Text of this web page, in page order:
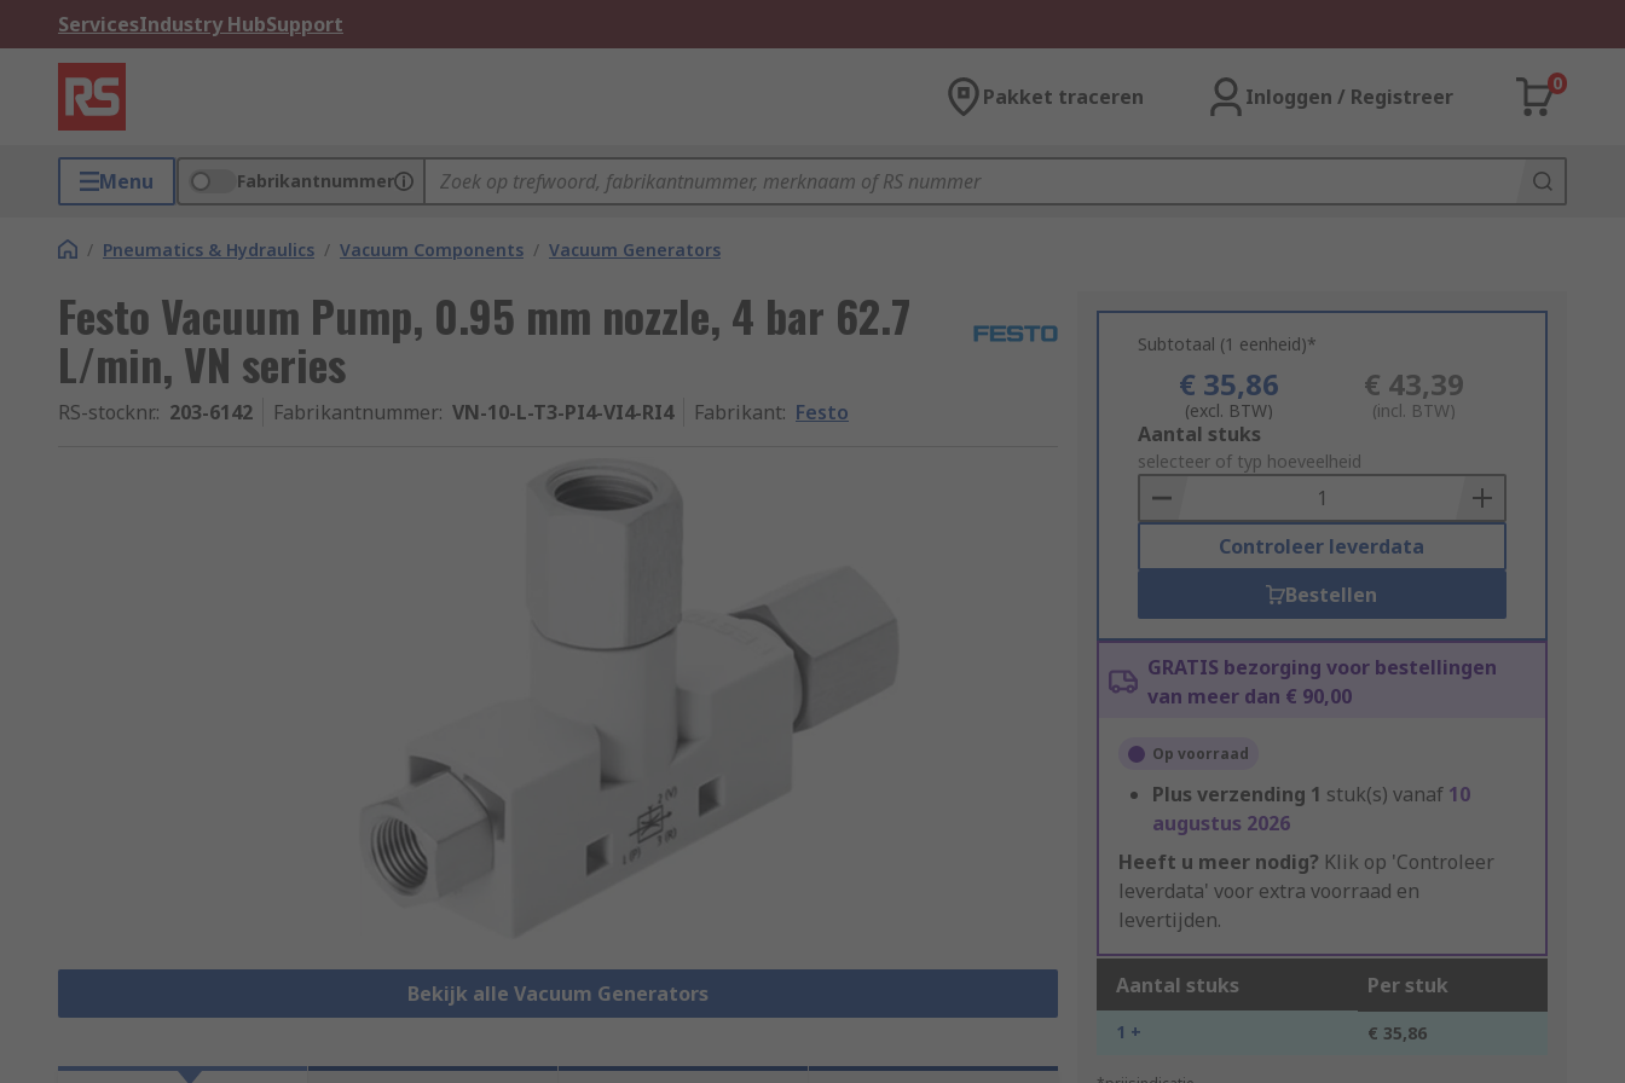
ServicesIndustry HubSupport
Pakket traceren Inloggen / Registreer
0
Menu Fabrikantnummer
/ Pneumatics & Hydraulics / Vacuum Components / Vacuum Generators
Festo Vacuum Pump, 0.95 mm nozzle, 4 bar 62.7
L/min, VN series
RS-stocknr.: 203-6142 Fabrikantnummer: VN-10-L-T3-PI4-VI4-RI4 Fabrikant: Festo
Bekijk alle Vacuum Generators
Subtotaal (1 eenheid)*
€ 35,86
(excl. BTW)
€ 43,39
(incl. BTW)
Add
to
Basket
Aantal stuks
selecteer of typ hoeveelheid
Controleer leverdata
Bestellen
GRATIS bezorging voor bestellingen
van meer dan € 90,00
Op voorraad
Plus verzending 1 stuk(s) vanaf 10
augustus 2026
Heeft u meer nodig? Klik op 'Controleer
leverdata' voor extra voorraad en
levertijden.
Aantal stuks Per stuk
1 + € 35,86